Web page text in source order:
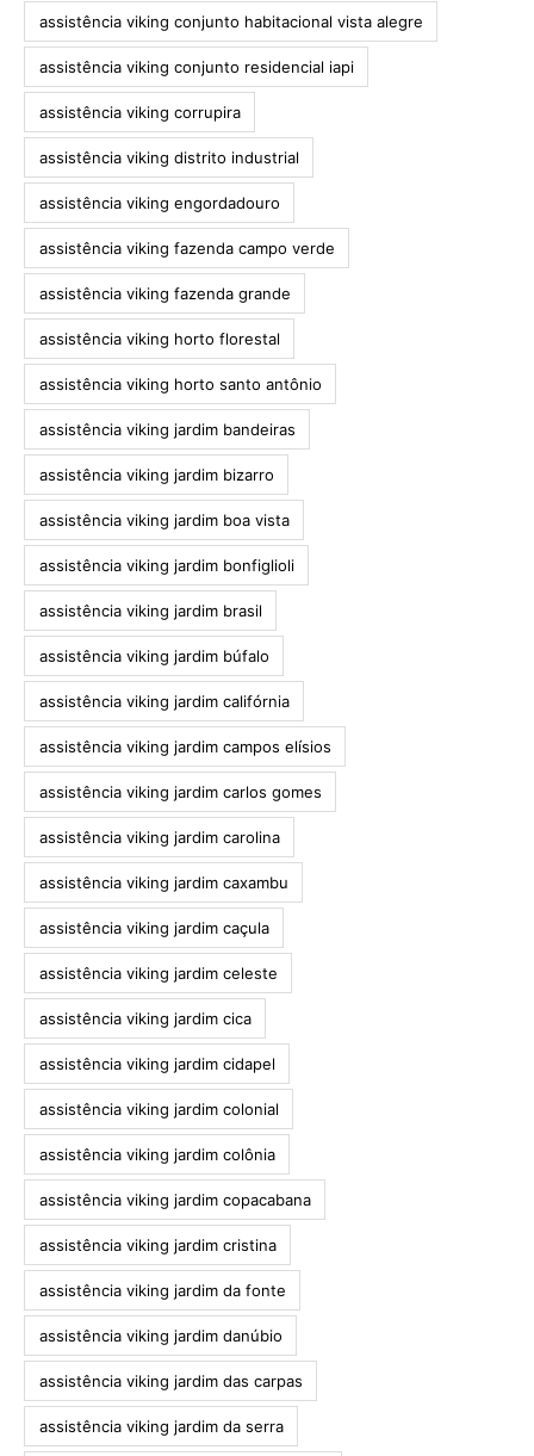
assistência viking conjunto habitacional vista alegre
assistência viking conjunto residencial iapi
assistência viking corrupira
assistência viking distrito industrial
assistência viking engordadouro
assistência viking fazenda campo verde
assistência viking fazenda grande
assistência viking horto florestal
assistência viking horto santo antônio
assistência viking jardim bandeiras
assistência viking jardim bizarro
assistência viking jardim boa vista
assistência viking jardim bonfiglioli
assistência viking jardim brasil
assistência viking jardim búfalo
assistência viking jardim califórnia
assistência viking jardim campos elísios
assistência viking jardim carlos gomes
assistência viking jardim carolina
assistência viking jardim caxambu
assistência viking jardim caçula
assistência viking jardim celeste
assistência viking jardim cica
assistência viking jardim cidapel
assistência viking jardim colonial
assistência viking jardim colônia
assistência viking jardim copacabana
assistência viking jardim cristina
assistência viking jardim da fonte
assistência viking jardim danúbio
assistência viking jardim das carpas
assistência viking jardim da serra